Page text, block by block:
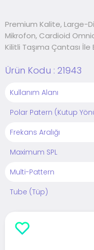
Premium Kalite, Large-
Mikrofon, Cardioid
Kilitli Taşıma Çantası İle
Ürün Kodu : 21943
Kullanım Alanı
Polar Patern (Kutup
Frekans Aralığı
Maximum SPL
Multi-Pattern
Tube (Tüp)